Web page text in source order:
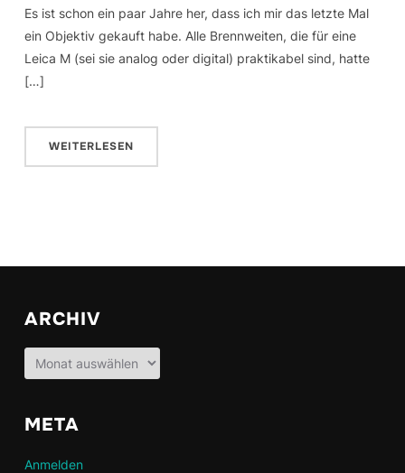
Es ist schon ein paar Jahre her, dass ich mir das letzte Mal
ein Objektiv gekauft habe. Alle Brennweiten, die für eine
Leica M (sei sie analog oder digital) praktikabel sind, hatte
[…]
WEITERLESEN
ARCHIV
Archiv
META
Anmelden